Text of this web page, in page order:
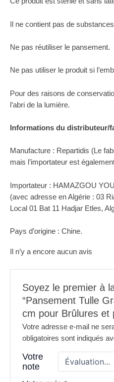
Il ne contient pas de
Ne pas réutiliser le pansement.
Ne pas utiliser le produit si
Pour des raisons de
l’abri de la lumière.
Informations du distributeur/
Manufacture : Repartidis (Le
mais l’importateur est
Importateur : HAMAZGOU
(avec adresse en Algérie : 03
Local 01 Bat 11 Hadjar Etles,
Pays d’origine : Chine.
Il n’y a encore aucun avis
Soyez le premier à
“Pansement Tulle
cm pour Brûlures et
Votre adresse e-mail ne
obligatoires sont indiqués
Votre
note